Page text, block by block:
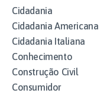
Cidadania
Cidadania Americana
Cidadania Italiana
Conhecimento
Construção Civil
Consumidor